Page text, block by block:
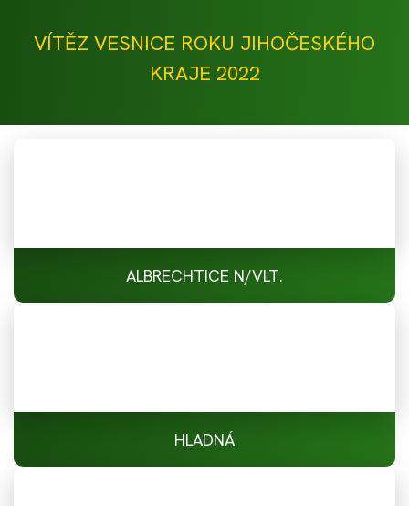
VÍTĚZ VESNICE ROKU JIHOČESKÉHO
KRAJE 2022
ALBRECHTICE N/VLT.
HLADNÁ